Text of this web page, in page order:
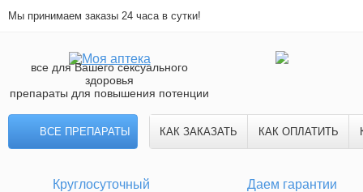
Мы принимаем заказы 24 часа в сутки!
все для Вашего сексуального
здоровья
препараты для повышения потенции
ВСЕ ПРЕПАРАТЫ КАК ЗАКАЗАТЬ КАК ОПЛАТИТЬ
Круглосуточный Даем гарантии